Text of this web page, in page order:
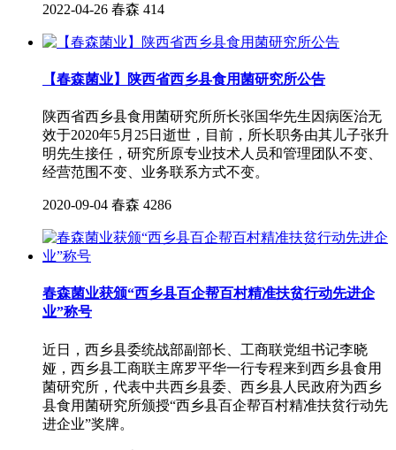
2022-04-26 春森 414
【春森菌业】陕西省西乡县食用菌研究所公告
陕西省西乡县食用菌研究所所长张国华先生因病医治无
效于2020年5月25日逝世，目前，所长职务由其儿子张升
明先生接任，研究所原专业技术人员和管理团队不变、
经营范围不变、业务联系方式不变。
2020-09-04 春森 4286
春森菌业获颁“西乡县百企帮百村精准扶贫行动先进企
业”称号
近日，西乡县委统战部副部长、工商联党组书记李晓
娅，西乡县工商联主席罗平华一行专程来到西乡县食用
菌研究所，代表中共西乡县委、西乡县人民政府为西乡
县食用菌研究所颁授“西乡县百企帮百村精准扶贫行动先
进企业”奖牌。